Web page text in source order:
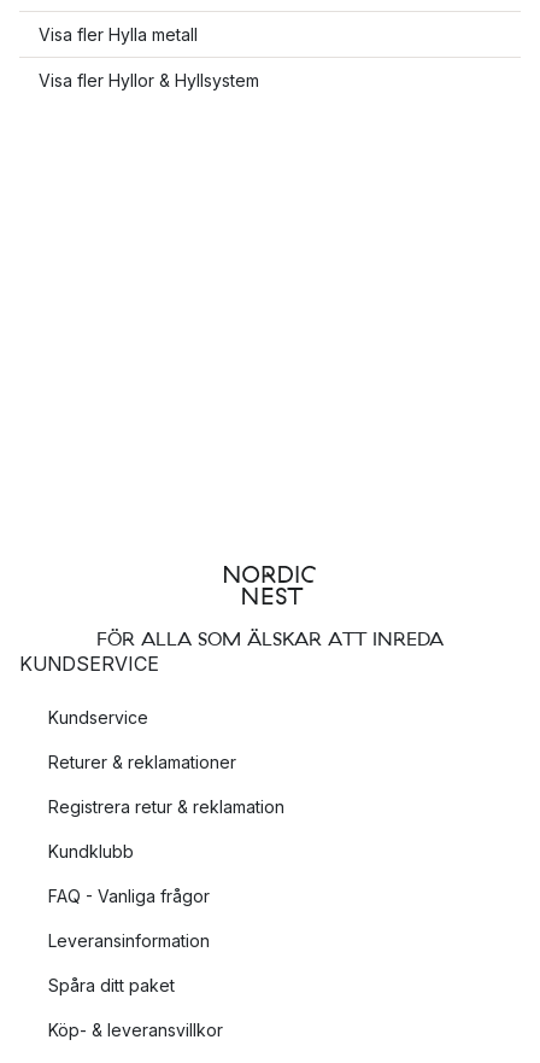
Visa fler Hylla metall
Visa fler Hyllor & Hyllsystem
FÖR ALLA SOM ÄLSKAR ATT INREDA
KUNDSERVICE
Kundservice
Returer & reklamationer
Registrera retur & reklamation
Kundklubb
FAQ - Vanliga frågor
Leveransinformation
Spåra ditt paket
Köp- & leveransvillkor